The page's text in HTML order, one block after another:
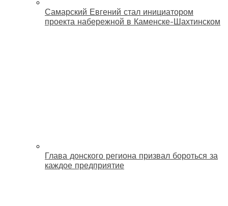
Самарский Евгений стал инициатором
проекта набережной в Каменске-Шахтинском
Глава донского региона призвал бороться за
каждое предприятие